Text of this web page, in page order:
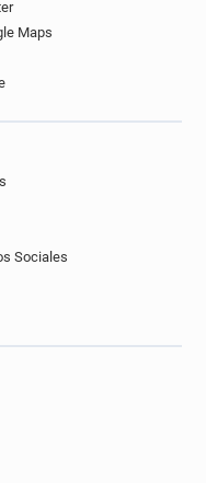
Maps
Sociales